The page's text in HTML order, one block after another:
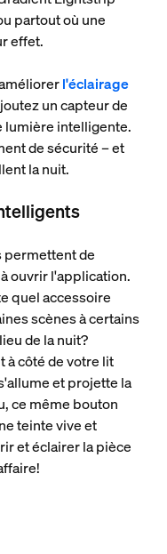
partout où une
effet.
l'éclairage
un capteur de
lumière intelligente.
de sécurité – et
la nuit.
permettent de
ouvrir l'application.
quel accessoire
scènes à certains
de la nuit?
à côté de votre lit
et projette la
ce même bouton
teinte vive et
et éclairer la pièce